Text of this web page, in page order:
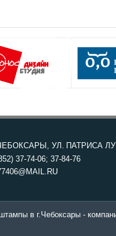
УЛ. ПАТРИСА
37-74-06; 37-84-76
в г.Чебоксары -